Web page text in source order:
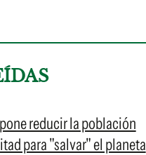
reducir la población
para "salvar" el planeta